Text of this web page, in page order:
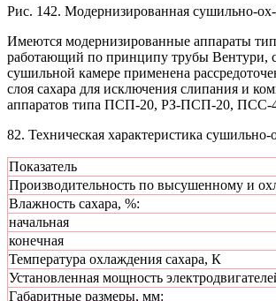
Рис. 142. Модернизированная сушильно-ох-
Имеются модернизированные аппараты
работающий по принципу трубы Вентури, с
сушильной камере применена
слоя сахара для исключения слипания и
аппаратов типа ПСП-20, РЗ-ПСП-20, ПСС-
82. Техническая характеристика
Показатель
Производительность по высушенному и
Влажность сахара, %:
начальная
конечная
Температура охлаждения сахара, К
Установленная мощность
Габаритные размеры, мм: